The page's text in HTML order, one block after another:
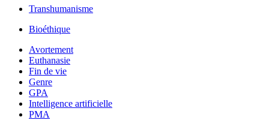
Transhumanisme
Bioéthique
Avortement
Euthanasie
Fin de vie
Genre
GPA
Intelligence artificielle
PMA